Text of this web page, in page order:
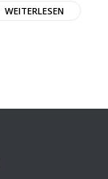
WEITERLESEN